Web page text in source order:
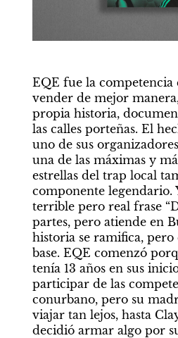
EQE fue la competencia
vender de mejor
propia historia,
las calles porteñas. El
uno de sus
una de las máximas y
estrellas del trap local
componente legendario.
terrible pero real frase
partes, pero atiende en
historia se ramifica, pero
base. EQE comenzó
tenía 13 años en sus
participar de las
conurbano, pero su
viajar tan lejos, hasta
decidió armar algo por